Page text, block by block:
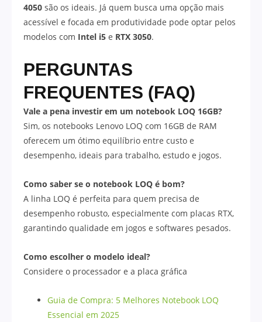
4050 são os ideais. Já quem busca uma opção mais
acessível e focada em produtividade pode optar pelos
modelos com Intel i5 e RTX 3050.
PERGUNTAS
FREQUENTES (FAQ)
Vale a pena investir em um notebook LOQ 16GB?
Sim, os notebooks Lenovo LOQ com 16GB de RAM
oferecem um ótimo equilíbrio entre custo e
desempenho, ideais para trabalho, estudo e jogos.
Como saber se o notebook LOQ é bom?
A linha LOQ é perfeita para quem precisa de
desempenho robusto, especialmente com placas RTX,
garantindo qualidade em jogos e softwares pesados.
Como escolher o modelo ideal?
Considere o processador e a placa gráfica
Guia de Compra: 5 Melhores Notebook LOQ
Essencial em 2025